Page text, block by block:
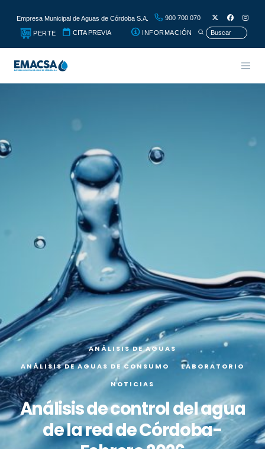
Empresa Municipal de Aguas de Córdoba S.A. 900 700 070
PERTE CITA PREVIA INFORMACIÓN
ANÁLISIS DE AGUAS
ANÁLISIS DE AGUAS DE CONSUMO
LABORATORIO
NOTICIAS
Análisis de control del agua
de la red de Córdoba-